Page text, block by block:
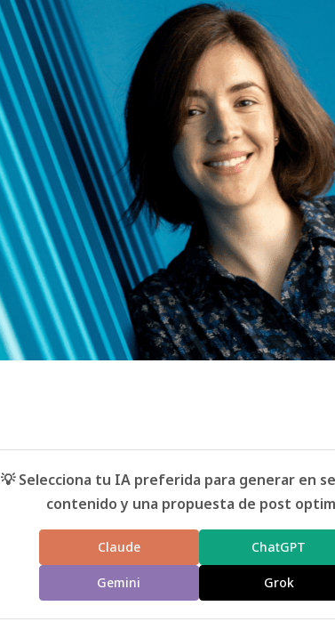
💡 Selecciona tu IA preferida para generar en
contenido y una propuesta de post
Claude ChatGPT
Gemini Grok